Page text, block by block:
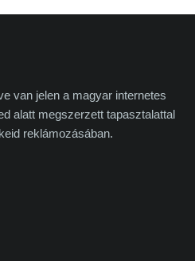
van jelen a magyar internetes
alatt megszerzett tapasztalattal
reklámozásában.